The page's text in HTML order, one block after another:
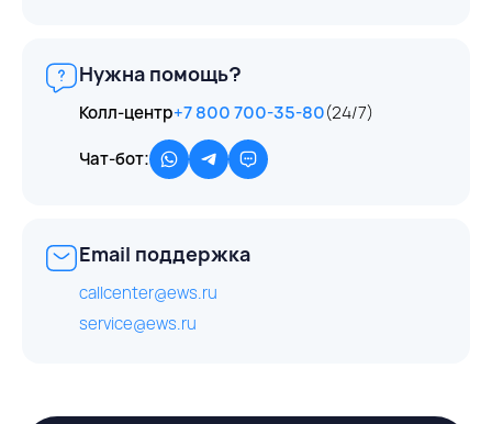
Нужна помощь?
Колл-центр+7 800 700-35-80(24/7)
Чат-бот:
Email поддержка
callcenter@ews.ru
service@ews.ru